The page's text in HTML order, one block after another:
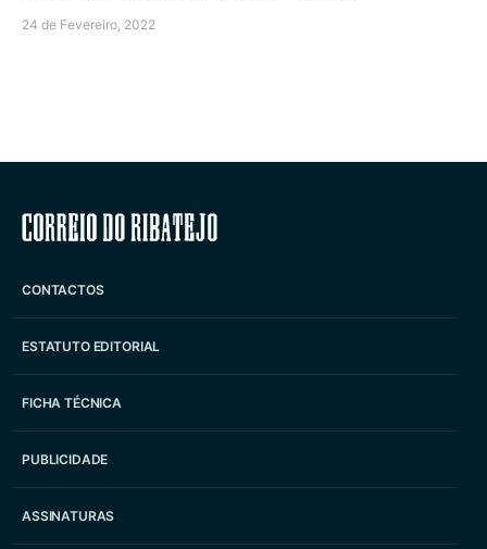
24 de Fevereiro, 2022
Correio do Ribatejo
CONTACTOS
ESTATUTO EDITORIAL
FICHA TÉCNICA
PUBLICIDADE
ASSINATURAS